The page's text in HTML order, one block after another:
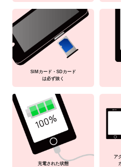
SIMカード・SDカード
は必ず抜く
充電された状態
ア